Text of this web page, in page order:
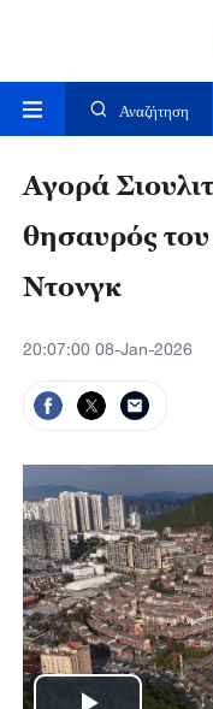
Αναζήτηση
Αγορά
θησαυρός
Ντονγκ
20:07:00 08-Jan-2026